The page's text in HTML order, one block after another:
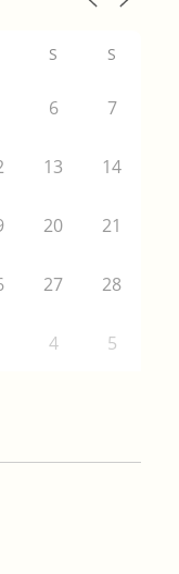
S S
6 7
13 14
20 21
27 28
4 5